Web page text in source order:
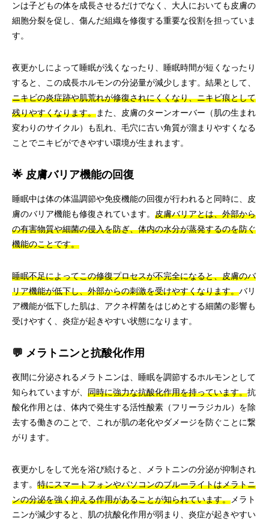
ンは子どもの体を成長させるだけでなく、大人においても皮膚の
細胞分裂を促し、傷んだ組織を修復する重要な役割を担っていま
す。
夜更かしによって睡眠が浅くなったり、睡眠時間が短くなったり
すると、この成長ホルモンの分泌量が減少します。結果として、
ニキビの炎症跡や肌荒れが修復されにくくなり、ニキビ痕として
残りやすくなります。また、皮膚のターンオーバー（肌の生まれ
変わりのサイクル）も乱れ、毛穴に古い角質が溜まりやすくなる
ことでニキビができやすい環境が生まれます。
🌟 皮膚バリア機能の回復
睡眠中は体の体温調節や免疫機能の回復が行われると同時に、皮
膚のバリア機能も修復されています。 皮膚バリアとは、外部から
の有害物質や細菌の侵入を防ぎ、体内の水分が蒸発するのを防ぐ
機能のことです。
睡眠不足によってこの修復プロセスが不完全になると、皮膚のバ
リア機能が低下し、外部からの刺激を受けやすくなります。バリ
ア機能が低下した肌は、アクネ桿菌をはじめとする細菌の影響も
受けやすく、炎症が起きやすい状態になります。
💬 メラトニンと抗酸化作用
夜間に分泌されるメラトニンは、睡眠を調節するホルモンとして
知られていますが、 同時に強力な抗酸化作用を持っています。抗
酸化作用とは、体内で発生する活性酸素（フリーラジカル）を除
去する働きのことで、これが肌の老化やダメージを防ぐことに繋
がります。
夜更かしをして光を浴び続けると、メラトニンの分泌が抑制され
ます。 特にスマートフォンやパソコンのブルーライトはメラトニ
ンの分泌を強く抑える作用があることが知られています。 メラト
ニンが減少すると、肌の抗酸化作用が弱まり、炎症が起きやすい